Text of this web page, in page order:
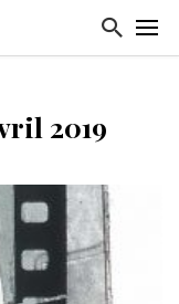
2019